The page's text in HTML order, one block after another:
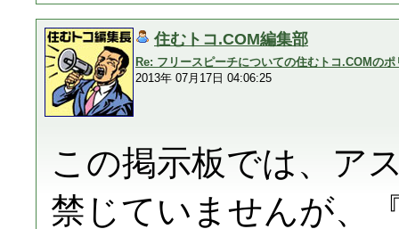
住むトコ.COM編集部
Re: フリースピーチについての住むトコ.COMのポ
2013年 07月17日 04:06:25
この掲示板では、ア
禁じていませんが、